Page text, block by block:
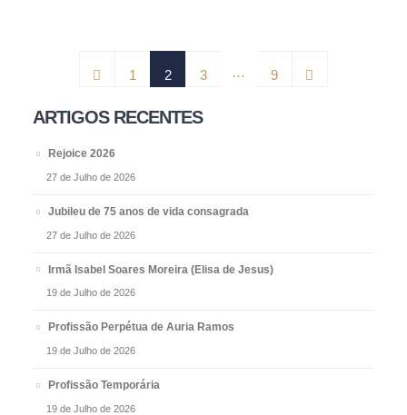
1 2 3 … 9
ARTIGOS RECENTES
Rejoice 2026
27 de Julho de 2026
Jubileu de 75 anos de vida consagrada
27 de Julho de 2026
Irmã Isabel Soares Moreira (Elisa de Jesus)
19 de Julho de 2026
Profissão Perpétua de Auria Ramos
19 de Julho de 2026
Profissão Temporária
19 de Julho de 2026